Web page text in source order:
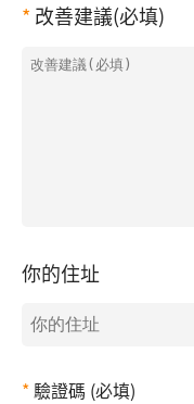
改善建議(必填)
你的住址
驗證碼 (必填)